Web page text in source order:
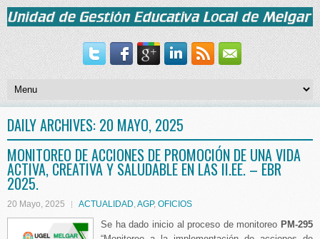
DAILY ARCHIVES: 20 MAYO, 2025
MONITOREO DE ACCIONES DE PROMOCIÓN DE UNA VIDA
ACTIVA, CREATIVA Y SALUDABLE EN LAS II.EE. – EBR
2025.
20 Mayo, 2025 ACTUALIDAD,AGP, OFICIOS
Se ha dado inicio al proceso de monitoreo PM-295